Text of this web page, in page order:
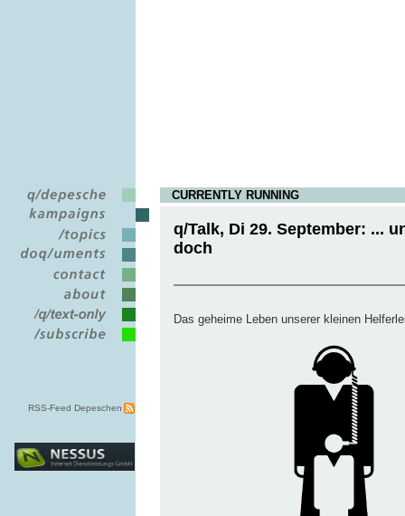
RSS-Feed Depeschen
CURRENTLY RUNNING
q/Talk, Di 29. September: ...
doch
Das geheime Leben unserer kleinen